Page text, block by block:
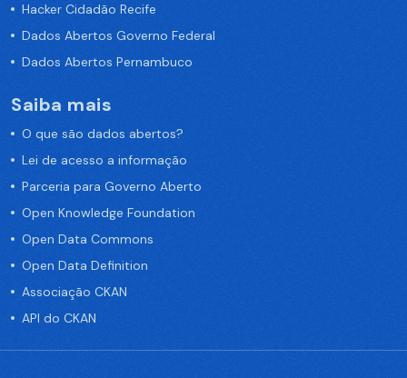
Hacker Cidadão Recife
Dados Abertos Governo Federal
Dados Abertos Pernambuco
Saiba mais
O que são dados abertos?
Lei de acesso a informação
Parceria para Governo Aberto
Open Knowledge Foundation
Open Data Commons
Open Data Definition
Associação CKAN
API do CKAN